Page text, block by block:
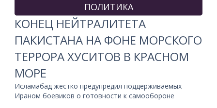
ПОЛИТИКА
КОНЕЦ НЕЙТРАЛИТЕТА
ПАКИСТАНА НА ФОНЕ МОРСКОГО
ТЕРРОРА ХУСИТОВ В КРАСНОМ
МОРЕ
Исламабад жестко предупредил поддерживаемых
Ираном боевиков о готовности к самообороне